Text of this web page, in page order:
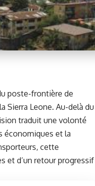
poste-frontière de
Sierra Leone. Au-delà du
traduit une volonté
économiques et la
cette
et d’un retour progressif